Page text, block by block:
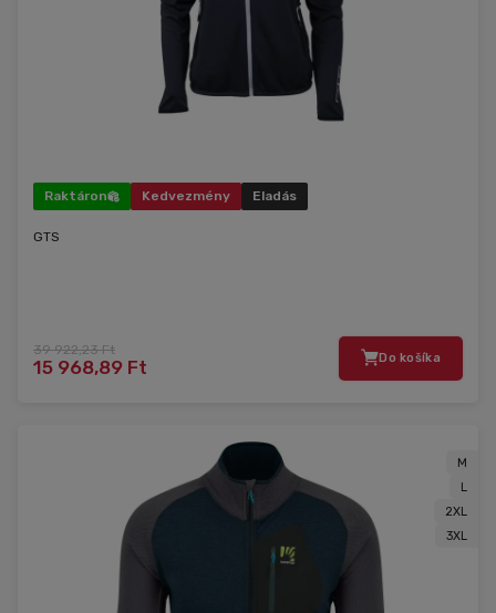
Raktáron Kedvezmény Eladás
GTS
39 922,23 Ft
15 968,89 Ft Do košíka
M
L
2XL
3XL